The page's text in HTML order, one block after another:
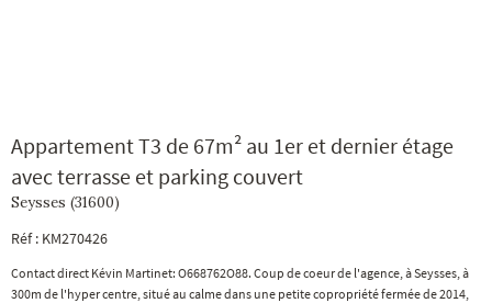
Appartement T3 de 67m² au 1er et dernier étage
avec terrasse et parking couvert
Seysses (31600)
Réf : KM270426
Contact direct Kévin Martinet: O668762O88. Coup de coeur de l'agence, à Seysses, à
300m de l'hyper centre, situé au calme dans une petite copropriété fermée de 2014,